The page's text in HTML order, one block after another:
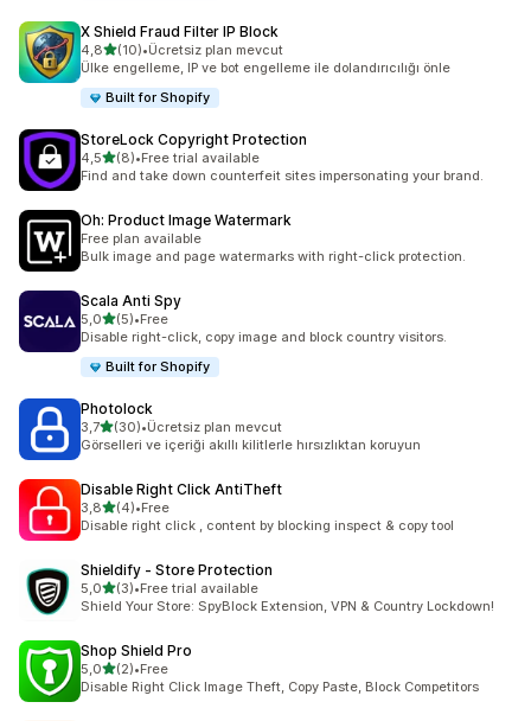
X Shield Fraud Filter IP Block
4,85 yıldız üzerinden
(10)
toplam 10 değerlendirme
•Ücretsiz plan mevcut
Ülke engelleme, IP ve bot engelleme ile dolandırıcılığı önle
Built for Shopify
StoreLock Copyright Protection
4,55 yıldız üzerinden
(8)
toplam 8 değerlendirme
•Free trial available
Find and take down counterfeit sites impersonating your brand.
Oh: Product Image Watermark
Free plan available
Bulk image and page watermarks with right-click protection.
Scala Anti Spy
5,05 yıldız üzerinden
(5)
toplam 5 değerlendirme
•Free
Disable right-click, copy image and block country visitors.
Built for Shopify
Photolock
3,75 yıldız üzerinden
(30)
toplam 30 değerlendirme
•Ücretsiz plan mevcut
Görselleri ve içeriği akıllı kilitlerle hırsızlıktan koruyun
Disable Right Click AntiTheft
3,85 yıldız üzerinden
(4)
toplam 4 değerlendirme
•Free
Disable right click , content by blocking inspect & copy tool
Shieldify ‑ Store Protection
5,05 yıldız üzerinden
(3)
toplam 3 değerlendirme
•Free trial available
Shield Your Store: SpyBlock Extension, VPN & Country Lockdown!
Shop Shield Pro
5,05 yıldız üzerinden
(2)
toplam 2 değerlendirme
•Free
Disable Right Click Image Theft, Copy Paste, Block Competitors